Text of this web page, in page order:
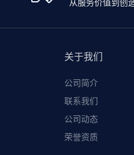
关于我们
公司简介
联系我们
公司动态
荣誉资质